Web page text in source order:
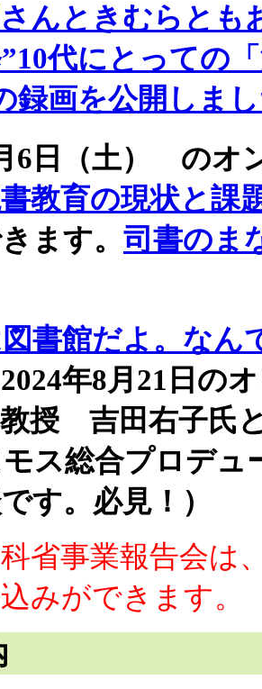
んときむらとも
代にとっての
録画を公開しま
6日（土） の
教育の現状と課
ます。 司書のま
図書館だよ。な
2024年8月21日
授 吉田右子氏
モス総合プロデ
す。必見！）
省事業報告会は
みができます。